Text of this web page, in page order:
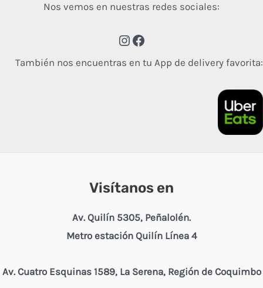
Nos vemos en nuestras redes sociales:
También nos encuentras en tu App de delivery favorita:
Visítanos en
Av. Quilín 5305, Peñalolén.
Metro estación Quilín Línea 4
Av. Cuatro Esquinas 1589, La Serena, Región de Coquimbo